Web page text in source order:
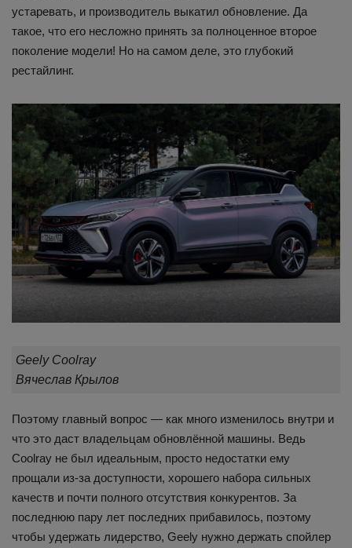
устаревать, и производитель выкатил обновление. Да
такое, что его несложно принять за полноценное второе
поколение модели! Но на самом деле, это глубокий
рестайлинг.
Geely Coolray
Вячеслав Крылов
Поэтому главный вопрос — как много изменилось внутри и
что это даст владельцам обновлённой машины. Ведь
Coolray не был идеальным, просто недостатки ему
прощали из-за доступности, хорошего набора сильных
качеств и почти полного отсутствия конкурентов. За
последнюю пару лет последних прибавилось, поэтому
чтобы удержать лидерство, Geely нужно держать спойлер